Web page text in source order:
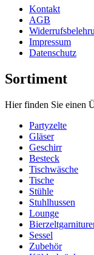
Kontakt
AGB
Impressum
Datenschutz
Sortiment
Hier finden Sie einen
Partyzelte
Gläser
Geschirr
Besteck
Tischwäsche
Tische
Stühle
Stuhlhussen
Lounge
Sessel
Zubehör